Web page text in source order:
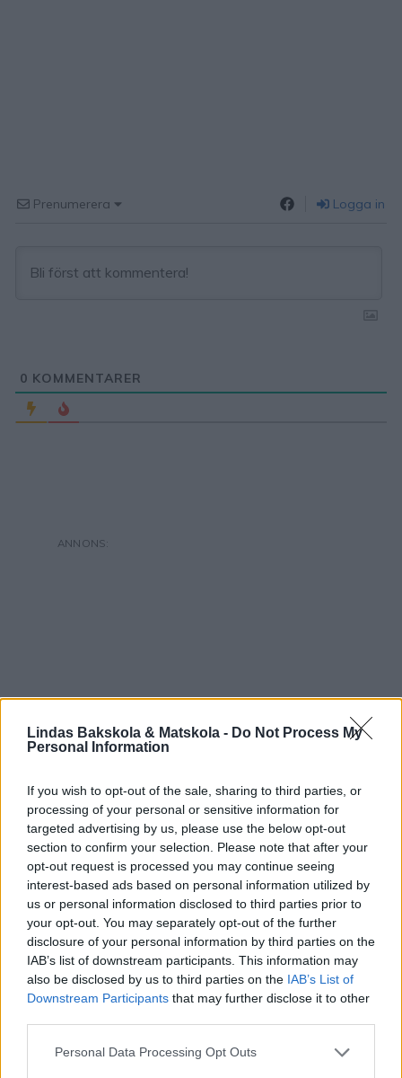
Lindas Bakskola & Matskola - Do Not Process My
Personal Information
If you wish to opt-out of the sale, sharing to third parties, or
processing of your personal or sensitive information for
targeted advertising by us, please use the below opt-out
section to confirm your selection. Please note that after your
opt-out request is processed you may continue seeing
interest-based ads based on personal information utilized by
us or personal information disclosed to third parties prior to
your opt-out. You may separately opt-out of the further
disclosure of your personal information by third parties on the
IAB’s list of downstream participants. This information may
also be disclosed by us to third parties on the IAB’s List of
Downstream Participants that may further disclose it to other
Personal Data Processing Opt Outs
Prenumerera Logga in
0 KOMMENTARER